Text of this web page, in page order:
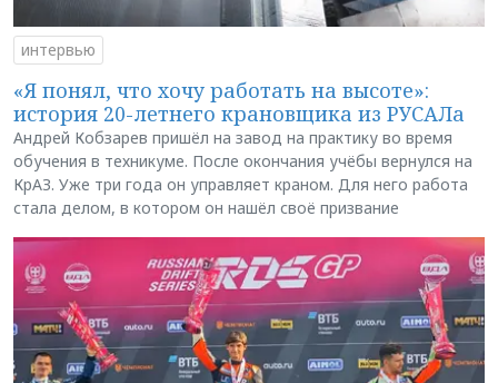
интервью
«Я понял, что хочу работать на высоте»:
история 20-летнего крановщика из РУСАЛа
Андрей Кобзарев пришёл на завод на практику во время
обучения в техникуме. После окончания учёбы вернулся на
КрАЗ. Уже три года он управляет краном. Для него работа
стала делом, в котором он нашёл своё призвание